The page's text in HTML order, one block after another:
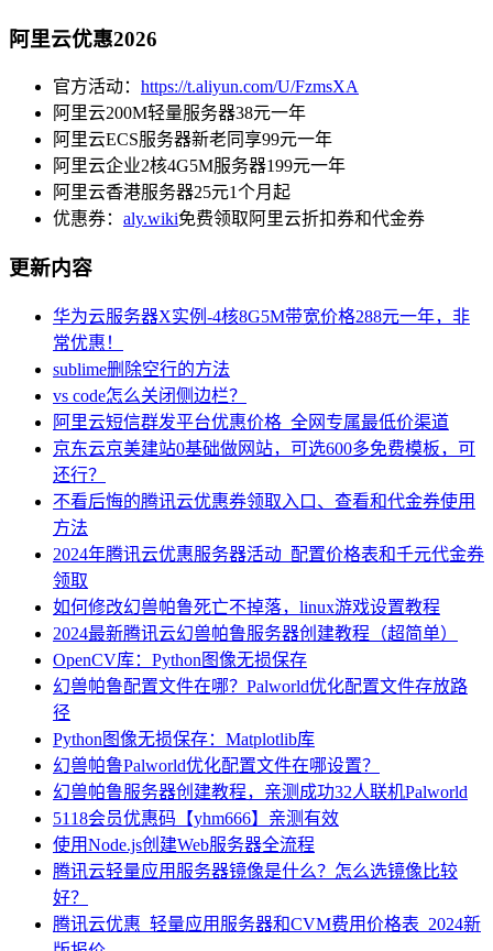
阿里云优惠2026
官方活动： https://t.aliyun.com/U/FzmsXA
阿里云200M轻量服务器38元一年
阿里云ECS服务器新老同享99元一年
阿里云企业2核4G5M服务器199元一年
阿里云香港服务器25元1个月起
优惠券： aly.wiki免费领取阿里云折扣券和代金券
更新内容
华为云服务器X实例-4核8G5M带宽价格288元一年，非
常优惠！
sublime删除空行的方法
vs code怎么关闭侧边栏？
阿里云短信群发平台优惠价格_全网专属最低价渠道
京东云京美建站0基础做网站，可选600多免费模板，可
还行？
不看后悔的腾讯云优惠券领取入口、查看和代金券使用
方法
2024年腾讯云优惠服务器活动_配置价格表和千元代金券
领取
如何修改幻兽帕鲁死亡不掉落，linux游戏设置教程
2024最新腾讯云幻兽帕鲁服务器创建教程（超简单）
OpenCV库：Python图像无损保存
幻兽帕鲁配置文件在哪？Palworld优化配置文件存放路
径
Python图像无损保存：Matplotlib库
幻兽帕鲁Palworld优化配置文件在哪设置？
幻兽帕鲁服务器创建教程，亲测成功32人联机Palworld
5118会员优惠码【yhm666】亲测有效
使用Node.js创建Web服务器全流程
腾讯云轻量应用服务器镜像是什么？怎么选镜像比较
好？
腾讯云优惠_轻量应用服务器和CVM费用价格表_2024新